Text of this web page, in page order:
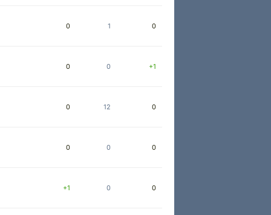
0 1 0
0 0 +1
0 12 0
0 0 0
+1 0 0